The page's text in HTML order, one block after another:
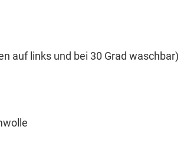
auf links und bei 30 Grad waschbar)